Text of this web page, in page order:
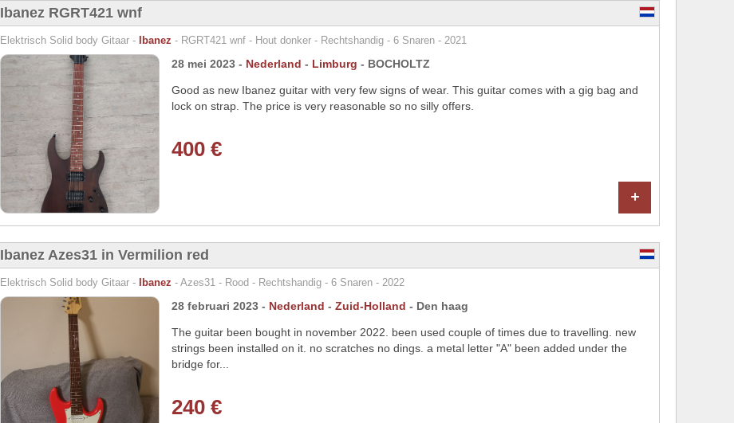
Ibanez RGRT421 wnf
Elektrisch Solid body Gitaar - Ibanez - RGRT421 wnf - Hout donker - Rechtshandig - 6 Snaren - 2021
28 mei 2023 - Nederland - Limburg - BOCHOLTZ
Good as new Ibanez guitar with very few signs of wear. This guitar comes with a gig bag and
lock on strap. The price is very reasonable so no silly offers.
400 €
+
Ibanez Azes31 in Vermilion red
Elektrisch Solid body Gitaar - Ibanez - Azes31 - Rood - Rechtshandig - 6 Snaren - 2022
28 februari 2023 - Nederland - Zuid-Holland - Den haag
The guitar been bought in november 2022. been used couple of times due to travelling. new
strings been installed on it. no scratches no dings. a metal letter "A" been added under the
bridge for...
240 €